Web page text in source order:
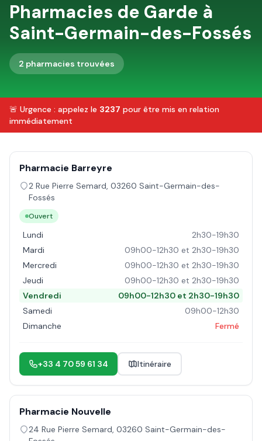
Pharmacies de Garde à
Saint-Germain-des-Fossés
2 pharmacies trouvées
🚨 Urgence : appelez le 3237 pour être mis en relation
immédiatement
Pharmacie Barreyre
2 Rue Pierre Semard, 03260 Saint-Germain-des-
Fossés
Ouvert
Lundi
2h30-19h30
Mardi
09h00-12h30 et 2h30-19h30
Mercredi
09h00-12h30 et 2h30-19h30
Jeudi
09h00-12h30 et 2h30-19h30
Vendredi
09h00-12h30 et 2h30-19h30
Samedi
09h00-12h30
Dimanche
Fermé
+33 4 70 59 61 34 Itinéraire
Pharmacie Nouvelle
24 Rue Pierre Semard, 03260 Saint-Germain-des-